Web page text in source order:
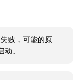
败，可能的原
。